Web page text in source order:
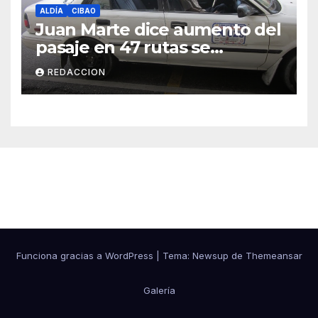
ALDÍA CIBAO
Juan Marte dice aumento del
pasaje en 47 rutas se
mantiene
REDACCION
Funciona gracias a WordPress Tema: Newsup de Themeansar
Galería